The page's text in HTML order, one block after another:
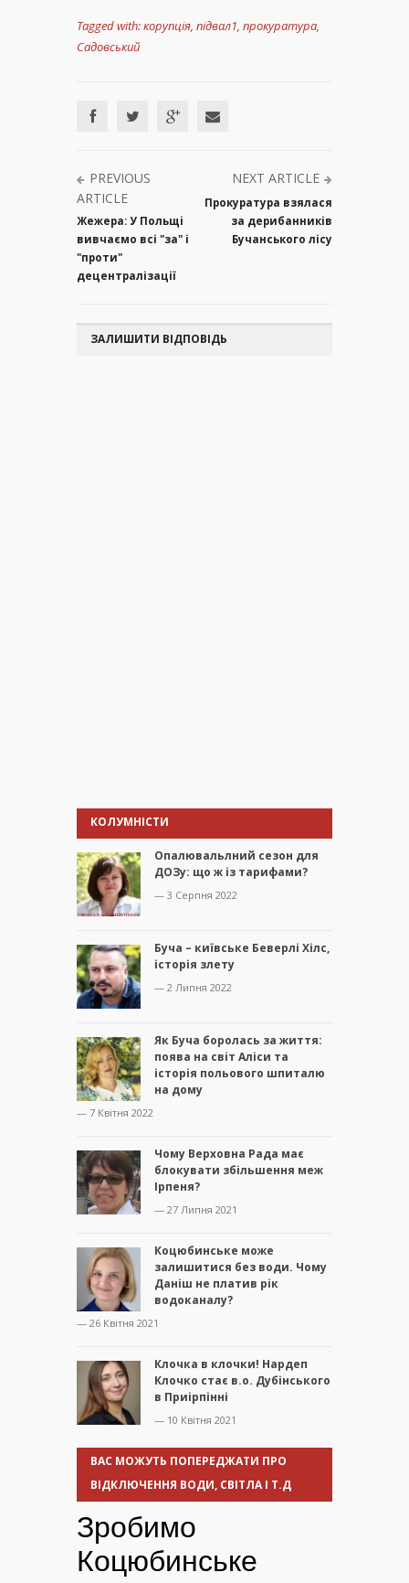
Tagged with:корупція, підвал1, прокуратура,
Садовський
PREVIOUS
ARTICLE
Жежера: У Польщі
вивчаємо всі "за" і
"проти"
децентралізації
NEXT ARTICLE
Прокуратура взялася
за дерибанників
Бучанського лісу
ЗАЛИШИТИ ВІДПОВІДЬ
КОЛУМНІСТИ
Опалювальлний сезон для
ДОЗу: що ж із тарифами?
— 3 Серпня 2022
Буча – київське Беверлі Хілс,
історія злету
— 2 Липня 2022
Як Буча боролась за життя:
поява на світ Аліси та
історія польового шпиталю
на дому
— 7 Квітня 2022
Чому Верховна Рада має
блокувати збільшення меж
Ірпеня?
— 27 Липня 2021
Коцюбинське може
залишитися без води. Чому
Даніш не платив рік
водоканалу?
— 26 Квітня 2021
Клочка в клочки! Нардеп
Клочко стає в.о. Дубінського
в Приірпінні
— 10 Квітня 2021
ВАС МОЖУТЬ ПОПЕРЕДЖАТИ ПРО
ВІДКЛЮЧЕННЯ ВОДИ, СВІТЛА І Т.Д